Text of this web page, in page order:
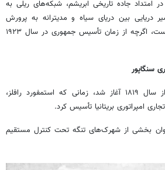
امتداد جاده تاریخی ابریشم، شبکه‌های ریلی به
دریایی بین دریای سیاه و مدیترانه به پرورش
جمعیتی التقاطی کمک کرده است، اگرچه از زمان تأسیس جمهوری در سال ۱۹۲۳
سنگاپور
دوران معاصر شهر سنگاپور از سال ۱۸۱۹ آغاز شد، زمانی که استمفورد رافلز،
امپراتوری بریتانیا تأسیس کرد.
به عنوان بخشی از شهرک‌های تنگه تحت کنترل مستقیم